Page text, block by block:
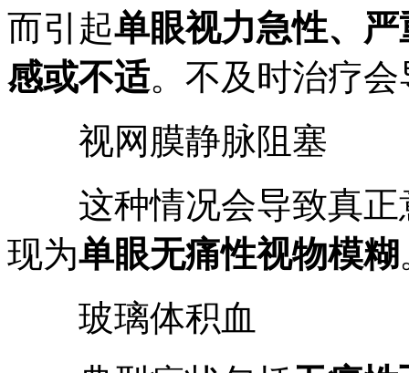
而引起单眼视力急性、严
感或不适。不及时治疗
视网膜静脉阻塞
这种情况会导致真正
现为单眼无痛性视物模糊
玻璃体积血